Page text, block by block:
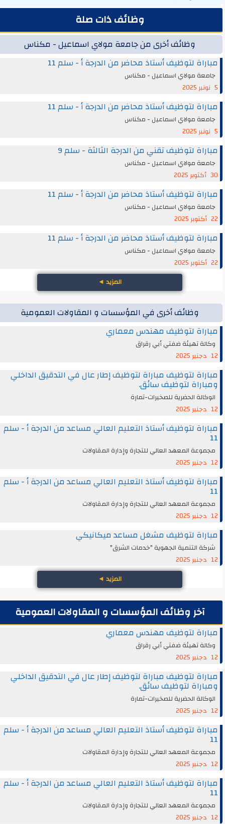
وظائف ذات صلة
وظائف أخرى من جامعة مولاي اسماعيل - مكناس
مباراة لتوظيف أستاذ محاضر من الدرجة أ - سلم 11
جامعة مولاي اسماعيل - مكناس
مباراة لتوظيف أستاذ محاضر من الدرجة أ - سلم 11
جامعة مولاي اسماعيل - مكناس
مباراة لتوظيف تقني من الدرجة الثالثة - سلم 9
جامعة مولاي اسماعيل - مكناس
30 أكتوبر 2025
مباراة لتوظيف أستاذ محاضر من الدرجة أ - سلم 11
جامعة مولاي اسماعيل - مكناس
22 أكتوبر 2025
مباراة لتوظيف أستاذ محاضر من الدرجة أ - سلم 11
جامعة مولاي اسماعيل - مكناس
22 أكتوبر 2025
المزيد◄
وظائف أخرى في المؤسسات و المقاولات العمومية
مباراة لتوظيف مهندس معماري
وكالة تهيئة ضفتي أبي رقراق
12 دجنبر 2025
مباراة لتوظيف مباراة لتوظيف إطار عال في التدقيق الداخلي
ومباراة لتوظيف سائق.
الوكالة الحضرية للصخيرات-تمارة
12 دجنبر 2025
مباراة لتوظيف أستاذ التعليم العالي مساعد من الدرجة أ - سلم
11
مجموعة المعهد العالي للتجارة وإدارة المقاولات
12 دجنبر 2025
مباراة لتوظيف أستاذ التعليم العالي مساعد من الدرجة أ - سلم
11
مجموعة المعهد العالي للتجارة وإدارة المقاولات
12 دجنبر 2025
مباراة لتوظيف مشغل مساعد ميكانيكي
شركة التنمية الجهوية "خدمات الشرق"
12 دجنبر 2025
المزيد◄
آخر وظائف المؤسسات و المقاولات العمومية
مباراة لتوظيف مهندس معماري
وكالة تهيئة ضفتي أبي رقراق
12 دجنبر 2025
مباراة لتوظيف مباراة لتوظيف إطار عال في التدقيق الداخلي
ومباراة لتوظيف سائق.
الوكالة الحضرية للصخيرات-تمارة
12 دجنبر 2025
مباراة لتوظيف أستاذ التعليم العالي مساعد من الدرجة أ - سلم
11
مجموعة المعهد العالي للتجارة وإدارة المقاولات
12 دجنبر 2025
مباراة لتوظيف أستاذ التعليم العالي مساعد من الدرجة أ - سلم
11
مجموعة المعهد العالي للتجارة وإدارة المقاولات
12 دجنبر 2025